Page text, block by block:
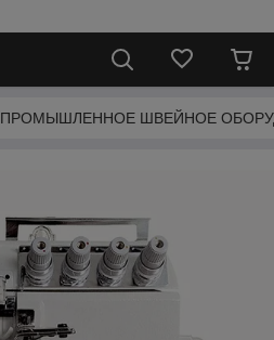
ПРОМЫШЛЕННОЕ ШВЕЙНОЕ